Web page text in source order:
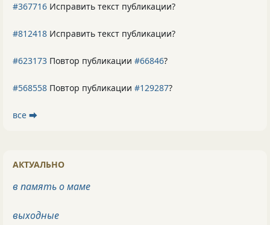
#367716 Исправить текст публикации?
#812418 Исправить текст публикации?
#623173 Повтор публикации #66846?
#568558 Повтор публикации #129287?
все ⮕
АКТУАЛЬНО
в память о маме
выходные